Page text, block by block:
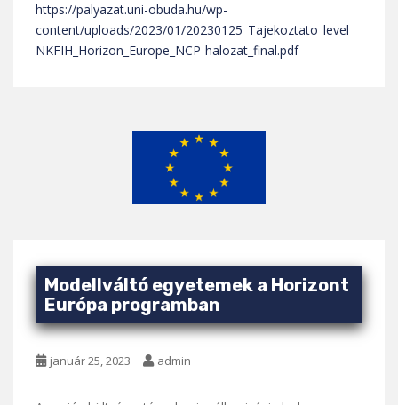
https://palyazat.uni-obuda.hu/wp-
content/uploads/2023/01/20230125_Tajekoztato_level_
NKFIH_Horizon_Europe_NCP-halozat_final.pdf
Modellváltó egyetemek a Horizont
Európa programban
január 25, 2023 admin